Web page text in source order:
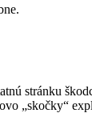
stránku
„skočky“